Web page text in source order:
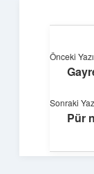
Önceki Yazı
Sonraki
Pür